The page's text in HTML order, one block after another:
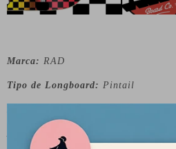
Marca: RAD
Tipo de Longboard: Pintail
Ancho: 9" (22.8 cm)